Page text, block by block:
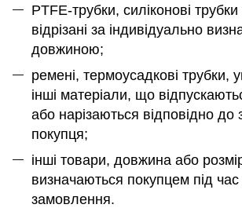
PTFE-трубки, силіконові трубки
відрізані за індивідуально
довжиною;
ремені, термоусадкові трубки,
інші матеріали, що
або нарізаються відповідно
покупця;
інші товари, довжина або
визначаються покупцем під
замовлення.